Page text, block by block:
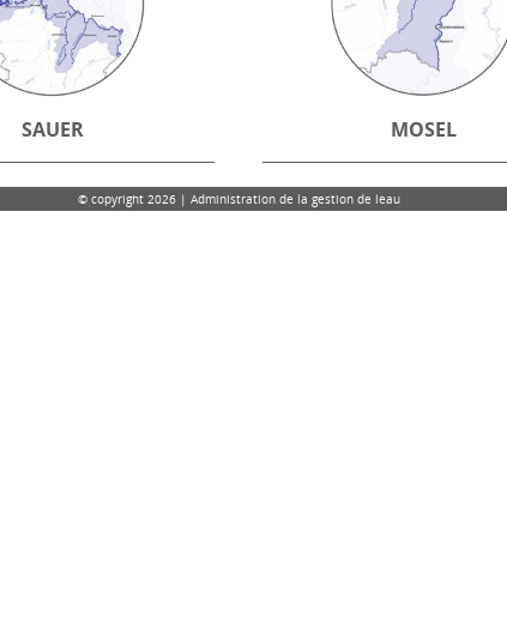
SAUER MOSEL
© copyright 2026 | Administration de la gestion de leau